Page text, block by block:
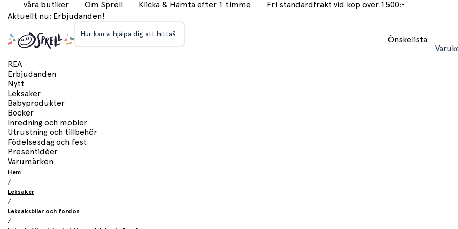
våra butiker Om Sprell Klicka & Hämta efter 1 timme
Fri standardfrakt vid köp över 1500:-
Aktuellt nu: Erbjudanden!
Hur kan vi hjälpa dig att hitta?
Önskelista
REA
Erbjudanden
Nytt
Leksaker
Babyprodukter
Böcker
Inredning och möbler
Utrustning och tillbehör
Födelsesdag och fest
Presentidéer
Varumärken
Hem
/
Leksaker
/
Leksaksbilar och fordon
/